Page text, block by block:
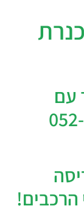
עם
משטרת ישראל 24 שעות: 052-
הרכבים!